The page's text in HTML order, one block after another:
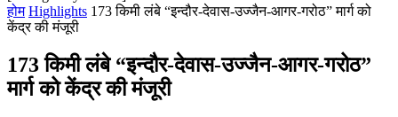
होम Highlights 173 किमी लंबे “इन्दौर-देवास-उज्जैन-आगर-गरोठ” मार्ग को
केंद्र की मंजूरी
173 किमी लंबे “इन्दौर-देवास-उज्जैन-आगर-गरोठ”
मार्ग को केंद्र की मंजूरी